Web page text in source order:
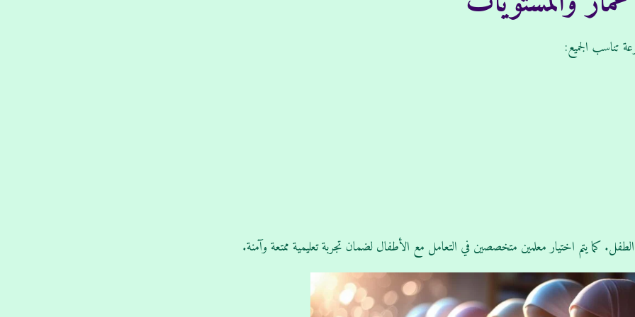
تناسب الجميع:
كما يتم اختيار معلمين متخصصين في التعامل مع الأطفال لضمان تجربة تعليمية ممتعة وآمنة.